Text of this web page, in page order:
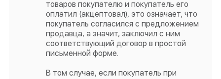
товаров покупателю и покупатель его
оплатил (акцептовал), это означает, что
покупатель согласился с предложением
продавца, а значит, заключил с ним
соответствующий договор в простой
письменной форме.
В том случае, если покупатель при